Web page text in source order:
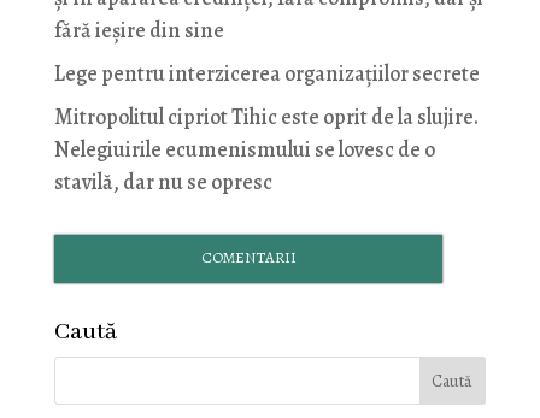
fără ieșire din sine
Lege pentru interzicerea organizaţiilor secrete
Mitropolitul cipriot Tihic este oprit de la slujire.
Nelegiuirile ecumenismului se lovesc de o
stavilă, dar nu se opresc
COMENTARII
Caută